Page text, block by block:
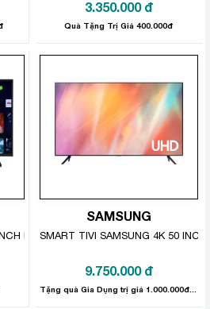
mắt giúp kéo dài
4K 55 Inch 55S3U được
ánh sáng xanh – loại ánh sáng
mắt và ảnh hưởng tiêu cực đến
đó, dù xem phim trên tivi lâu
3.350.000 đ
Quà Tặng Trị Giá 400.000đ
KD-43X75K
SAMSUNG
SMART TIVI SAMSUNG 4K 50 INCH
9.750.000 đ